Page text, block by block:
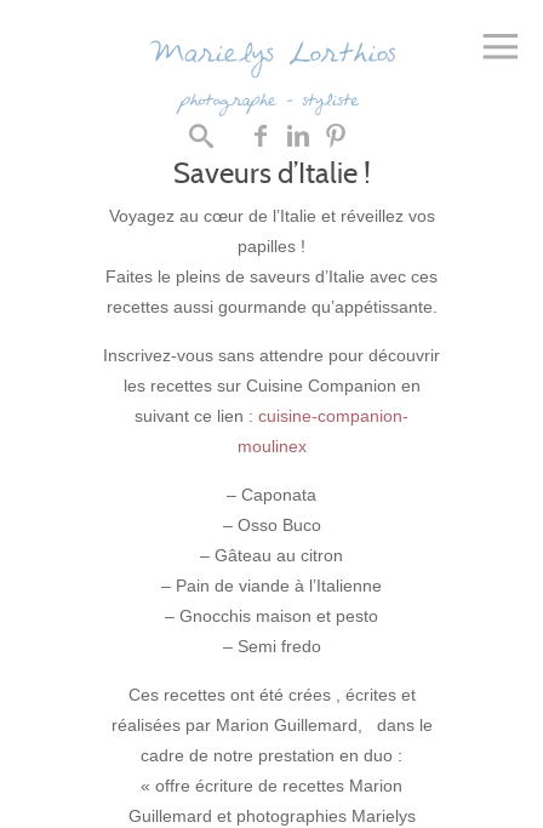
Saveurs d’Italie !
Voyagez au cœur de l’Italie et réveillez vos
papilles !
Faites le pleins de saveurs d’Italie avec ces
recettes aussi gourmande qu’appétissante.
Inscrivez-vous sans attendre pour découvrir
les recettes sur Cuisine Companion en
suivant ce lien : cuisine-companion-
moulinex
– Caponata
– Osso Buco
– Gâteau au citron
– Pain de viande à l’Italienne
– Gnocchis maison et pesto
– Semi fredo
Ces recettes ont été crées , écrites et
réalisées par Marion Guillemard, dans le
cadre de notre prestation en duo :
« offre écriture de recettes Marion
Guillemard et photographies Marielys